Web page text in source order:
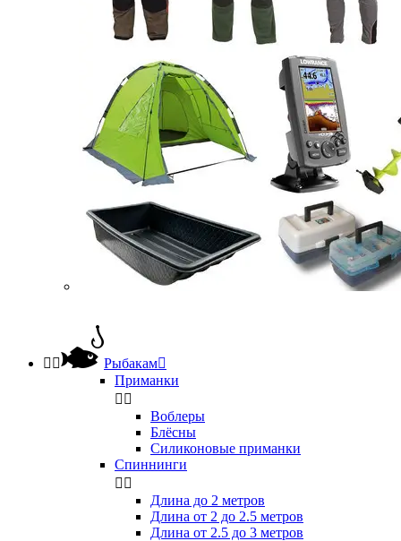
  Рыбакам
Приманки
 
Воблеры
Блёсны
Силиконовые приманки
Спиннинги
 
Длина до 2 метров
Длина от 2 до 2.5 метров
Длина от 2.5 до 3 метров